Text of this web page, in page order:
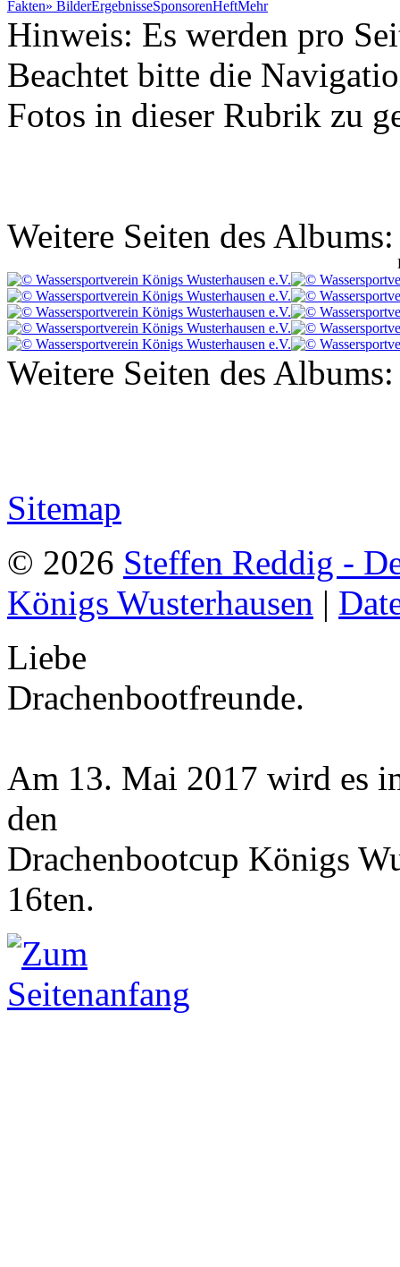
Fakten» BilderErgebnisseSponsorenHeftMehr
Hinweis: Es werden pro
Beachtet bitte die
Fotos in dieser Rubrik zu
Weitere Seiten des Albums:
Weitere Seiten des Albums:
Sitemap
© 2026 Steffen Reddig -
Königs Wusterhausen |
Liebe
Drachenbootfreunde.
Am 13. Mai 2017 wird es
den
Drachenbootcup Königs
16ten.